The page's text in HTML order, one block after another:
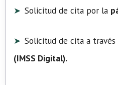
Solicitud de cita por la
Solicitud de cita a
(IMSS Digital).